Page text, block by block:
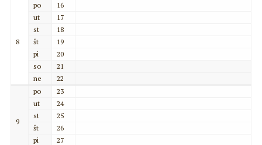
8
po
16
ut
17
st
18
št
19
pi
20
so
21
ne
22
9
po
23
ut
24
st
25
št
26
pi
27